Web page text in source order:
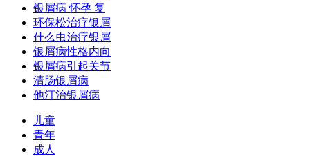
银屑病 怀孕 复
环保松治疗银屑
什么虫治疗银屑
银屑病性格内向
银屑病引起关节
清肠银屑病
他汀治银屑病
儿童
青年
成人